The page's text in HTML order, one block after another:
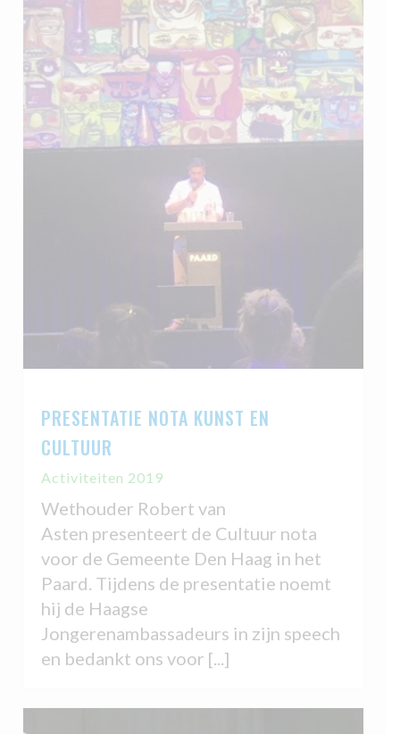
PRESENTATIE NOTA KUNST EN
CULTUUR
Activiteiten 2019
Wethouder Robert van
Asten presenteert de Cultuur nota
voor de Gemeente Den Haag in het
Paard. Tijdens de presentatie noemt
hij de Haagse
Jongerenambassadeurs in zijn speech
en bedankt ons voor [...]